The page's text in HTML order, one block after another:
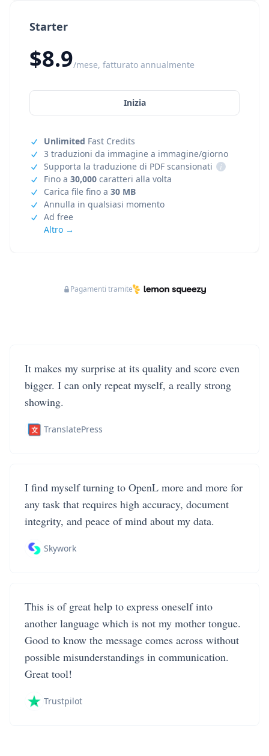
Starter
$8.9/mese, fatturato annualmente
Inizia
Unlimited Fast Credits
3 traduzioni da immagine a immagine/giorno
Supporta la traduzione di PDF scansionati
i
Fino a 30,000 caratteri alla volta
Carica file fino a 30 MB
Annulla in qualsiasi momento
Ad free
Altro →
Pagamenti tramite
It makes my surprise at its quality and score even
bigger. I can only repeat myself, a really strong
showing.
TranslatePress
I find myself turning to OpenL more and more for
any task that requires high accuracy, document
integrity, and peace of mind about my data.
Skywork
This is of great help to express oneself into
another language which is not my mother tongue.
Good to know the message comes across without
possible misunderstandings in communication.
Great tool!
Trustpilot